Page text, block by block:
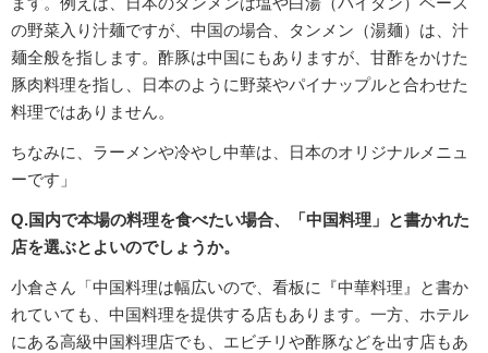
の野菜入り汁麺ですが、中国の場合、タンメン（湯麺）は、汁
麺全般を指します。酢豚は中国にもありますが、甘酢をかけた
豚肉料理を指し、日本のように野菜やパイナップルと合わせた
料理ではありません。
ちなみに、ラーメンや冷やし中華は、日本のオリジナルメニュ
ーです」
Q.国内で本場の料理を食べたい場合、「中国料理」と書かれた
店を選ぶとよいのでしょうか。
小倉さん「中国料理は幅広いので、看板に『中華料理』と書か
れていても、中国料理を提供する店もあります。一方、ホテル
にある高級中国料理店でも、エビチリや酢豚などを出す店もあ